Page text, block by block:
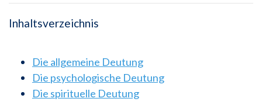
Inhaltsverzeichnis
Die allgemeine Deutung
Die psychologische Deutung
Die spirituelle Deutung